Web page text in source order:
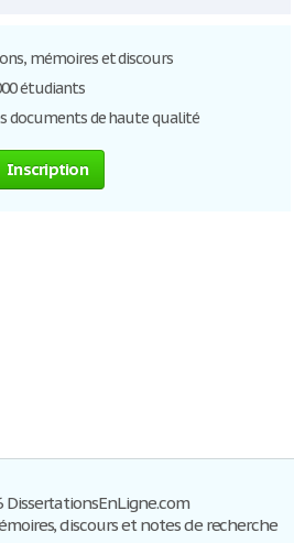
mémoires et discours
étudiants
documents de haute qualité
Inscription
discours et notes de recherche